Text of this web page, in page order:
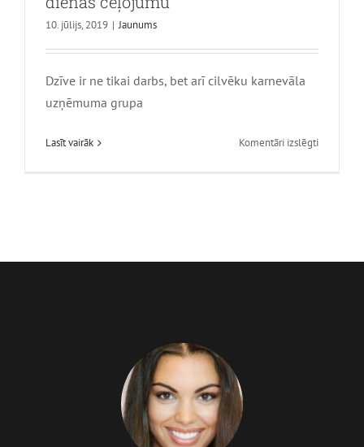
10. jūlijs, 2019 | Jaunums
Dzīve ir ne tikai darbs, bet arī cilvēku karnevāla
uzņēmuma grupa
Lasīt vairāk Komentāri izslēgtiuz
arī